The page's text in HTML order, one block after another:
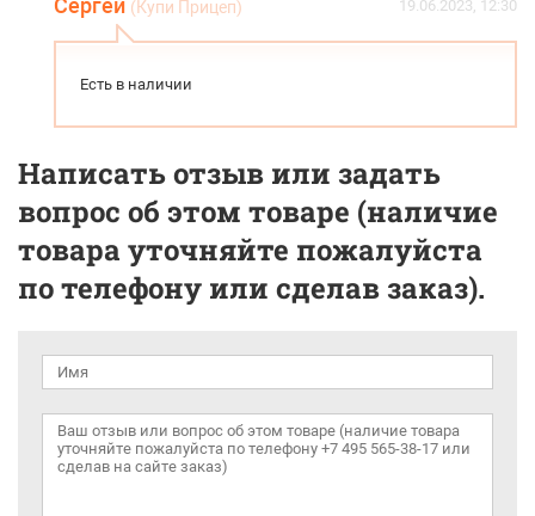
Сергей (Купи Прицеп) 19.06.2023, 12:30
Есть в наличии
Написать отзыв или задать
вопрос об этом товаре (наличие
товара уточняйте пожалуйста
по телефону или сделав заказ).